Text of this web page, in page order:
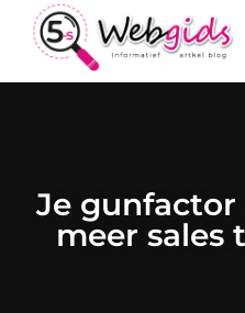
Je
meer sales